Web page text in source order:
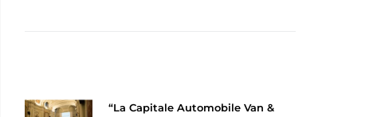
“La Capitale Automobile Van &